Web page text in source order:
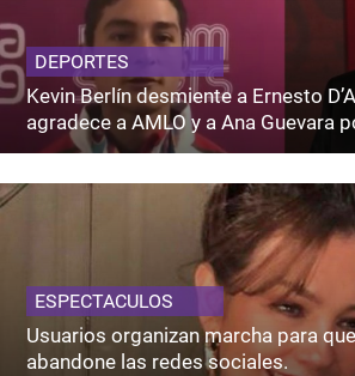
DEPORTES
Kevin Berlín desmiente a Ernesto
agradece a AMLO y a Ana Guevara
ESPECTACULOS
Usuarios organizan marcha para
abandone las redes sociales.